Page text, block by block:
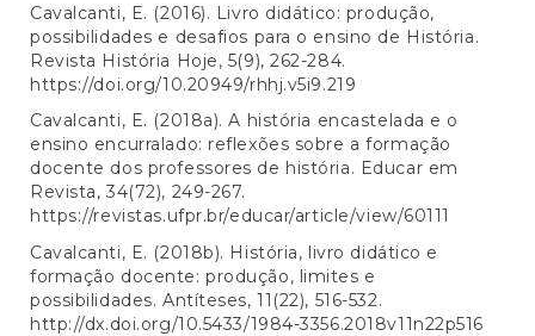
Cavalcanti, E. (2016). Livro didático: produção,
possibilidades e desafios para o ensino de História.
Revista História Hoje, 5(9), 262-284.
https://doi.org/10.20949/rhhj.v5i9.219
Cavalcanti, E. (2018a). A história encastelada e o
ensino encurralado: reflexões sobre a formação
docente dos professores de história. Educar em
Revista, 34(72), 249-267.
https://revistas.ufpr.br/educar/article/view/60111
Cavalcanti, E. (2018b). História, livro didático e
formação docente: produção, limites e
possibilidades. Antíteses, 11(22), 516-532.
http://dx.doi.org/10.5433/1984-3356.2018v11n22p516